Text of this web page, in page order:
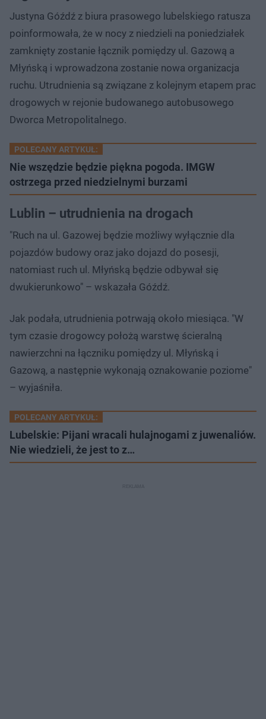
Justyna Góźdź z biura prasowego lubelskiego ratusza
poinformowała, że w nocy z niedzieli na poniedziałek
zamknięty zostanie łącznik pomiędzy ul. Gazową a
Młyńską i wprowadzona zostanie nowa organizacja
ruchu. Utrudnienia są związane z kolejnym etapem prac
drogowych w rejonie budowanego autobusowego
Dworca Metropolitalnego.
POLECANY ARTYKUŁ:
Nie wszędzie będzie piękna pogoda. IMGW
ostrzega przed niedzielnymi burzami
Lublin – utrudnienia na drogach
"Ruch na ul. Gazowej będzie możliwy wyłącznie dla
pojazdów budowy oraz jako dojazd do posesji,
natomiast ruch ul. Młyńską będzie odbywał się
dwukierunkowo" – wskazała Góźdź.
Jak podała, utrudnienia potrwają około miesiąca. "W
tym czasie drogowcy położą warstwę ścieralną
nawierzchni na łączniku pomiędzy ul. Młyńską i
Gazową, a następnie wykonają oznakowanie poziome"
– wyjaśniła.
POLECANY ARTYKUŁ:
Lubelskie: Pijani wracali hulajnogami z juwenaliów.
Nie wiedzieli, że jest to z…